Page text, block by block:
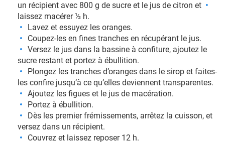
un récipient avec 800 g de sucre et le jus de citron et
laissez macérer ½ h.
Lavez et essuyez les oranges.
Coupez-les en fines tranches en récupérant le jus.
Versez le jus dans la bassine à confiture, ajoutez le
sucre restant et portez à ébullition.
Plongez les tranches d’oranges dans le sirop et faites-
les confire jusqu’à ce qu’elles deviennent transparentes.
Ajoutez les figues et le jus de macération.
Portez à ébullition.
Dès les premier frémissements, arrêtez la cuisson, et
versez dans un récipient.
Couvrez et laissez reposer 12 h.